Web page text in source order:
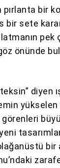
pırlanta bir
bir sete
pek
önünde
diyen